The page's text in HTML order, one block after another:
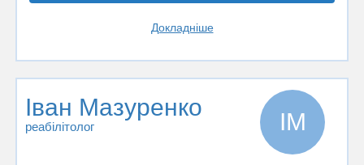
Докладніше
Іван Мазуренко
реабілітолог ІМ